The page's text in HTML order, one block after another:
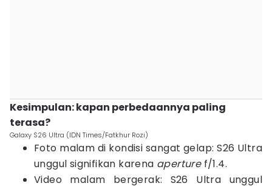
Kesimpulan: kapan perbedaannya paling
terasa?
Galaxy S26 Ultra (IDN Times/Fatkhur Rozi)
Foto malam di kondisi sangat gelap: S26 Ultra
unggul signifikan karena aperturef/1.4.
Video malam bergerak: S26 Ultra unggul